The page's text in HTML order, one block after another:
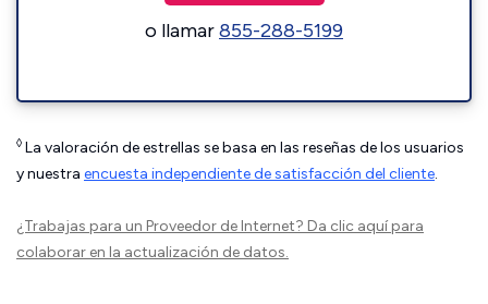
o llamar855-288-5199
◊ La valoración de estrellas se basa en las reseñas de los usuarios
y nuestra encuesta independiente de satisfacción del cliente.
¿Trabajas para un Proveedor de Internet? Da clic aquípara
colaborar en la actualización de datos.